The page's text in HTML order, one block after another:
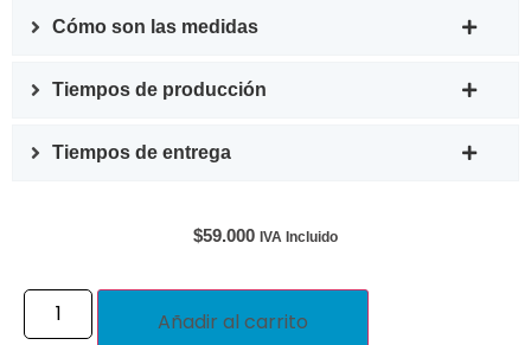
Cómo son las medidas
Tiempos de producción
Tiempos de entrega
$59.000 IVA Incluido
Añadir al carrito